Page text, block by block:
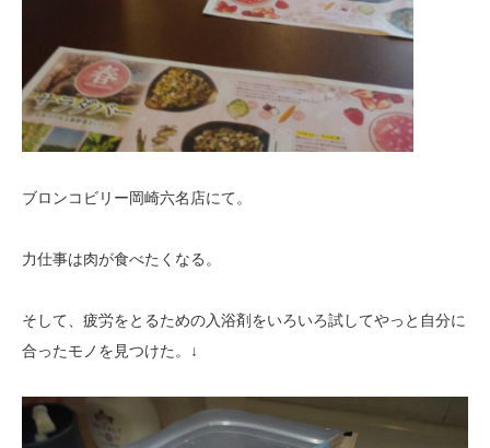
ブロンコビリー岡崎六名店にて。
力仕事は肉が食べたくなる。
そして、疲労をとるための入浴剤をいろいろ試してやっと自分に
合ったモノを見つけた。↓